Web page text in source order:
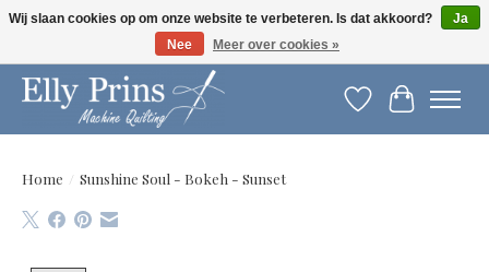
Let op: gewijzigde openingstijden!
Verlanglijst
Home / Sunshine Soul - Bokeh - Sunset
Wij slaan cookies op om onze website te verbeteren. Is dat akkoord?
Ja
Nee
Meer over cookies »